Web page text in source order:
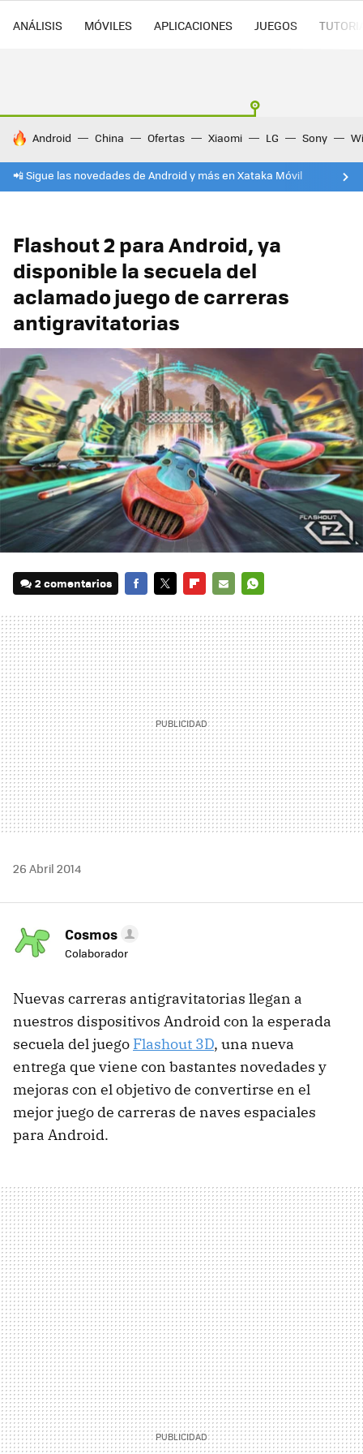
ANÁLISIS MÓVILES APLICACIONES JUEGOS
HOY SE HABLA DE
Android China Ofertas Xiaomi LG Sony
📲 Sigue las novedades de Android y más en Xataka Móvil
Flashout 2 para Android, ya
disponible la secuela del
aclamado juego de carreras
antigravitatorias
2 comentarios
MAIL
26 Abril 2014
Cosmos
Colaborador
Nuevas carreras antigravitatorias llegan a
nuestros dispositivos Android con la esperada
secuela del juego Flashout 3D, una nueva
entrega que viene con bastantes novedades y
mejoras con el objetivo de convertirse en el
mejor juego de carreras de naves espaciales
para Android.